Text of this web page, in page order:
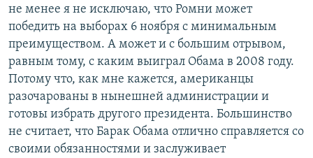
не менее я не исключаю, что Ромни может
победить на выборах 6 ноября с минимальным
преимуществом. А может и с большим отрывом,
равным тому, с каким выиграл Обама в 2008 году.
Потому что, как мне кажется, американцы
разочарованы в нынешней администрации и
готовы избрать другого президента. Большинство
не считает, что Барак Обама отлично справляется со
своими обязанностями и заслуживает